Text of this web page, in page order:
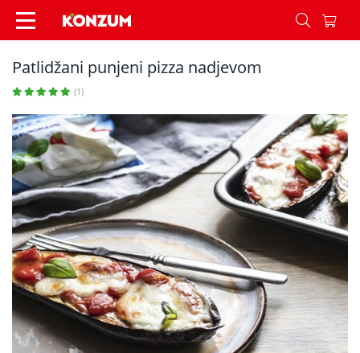
Patlidžani punjeni pizza nadjevom - Recepti -
Patlidžani punjeni pizza nadjevom
(1)